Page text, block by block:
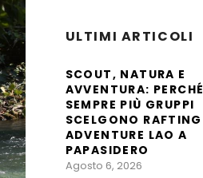
ULTIMI ARTICOLI
SCOUT, NATURA E
AVVENTURA: PERCHÉ
SEMPRE PIÙ GRUPPI
SCELGONO RAFTING
ADVENTURE LAO A
PAPASIDERO
Agosto 6, 2026